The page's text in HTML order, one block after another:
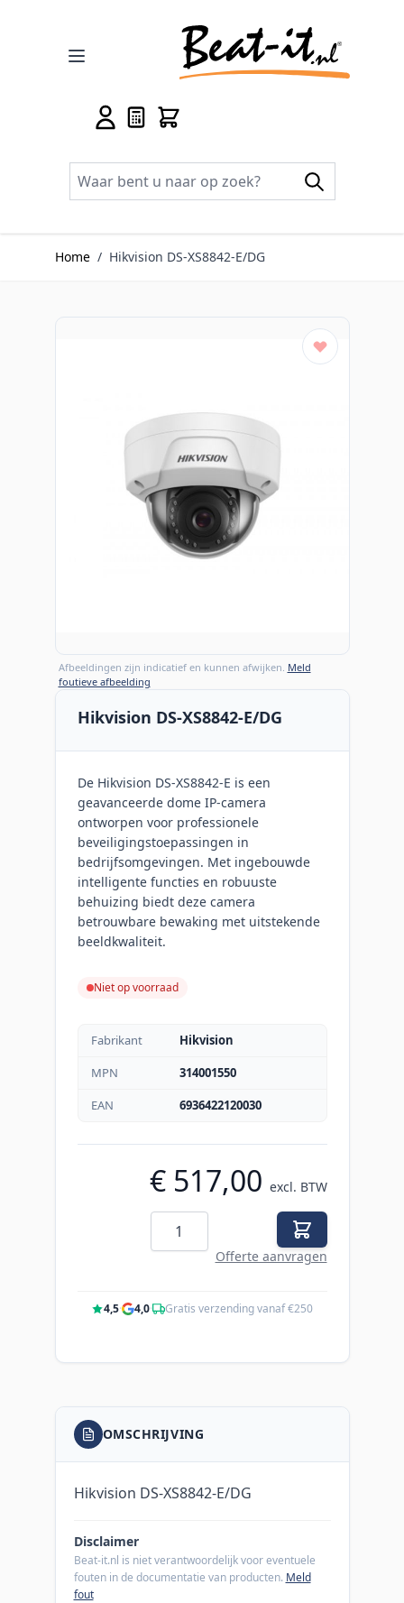
Home / Hikvision DS-XS8842-E/DG
Afbeeldingen zijn indicatief en kunnen afwijken. Meld
foutieve afbeelding
Hikvision DS-XS8842-E/DG
De Hikvision DS-XS8842-E is een
geavanceerde dome IP-camera
ontworpen voor professionele
beveiligingstoepassingen in
bedrijfsomgevingen. Met ingebouwde
intelligente functies en robuuste
behuizing biedt deze camera
betrouwbare bewaking met uitstekende
beeldkwaliteit.
Niet op voorraad
Fabrikant
Hikvision
MPN
314001550
EAN
6936422120030
€ 517,00 excl. BTW
Aantal
Offerte aanvragen
4,5· 4,0· Gratis verzending vanaf €250
OMSCHRIJVING
Hikvision DS-XS8842-E/DG
Disclaimer
Beat-it.nl is niet verantwoordelijk voor eventuele
fouten in de documentatie van producten. Meld
fout